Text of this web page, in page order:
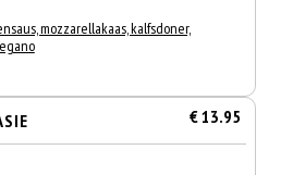
mozzarellakaas, kalfsdoner,
€ 13.95